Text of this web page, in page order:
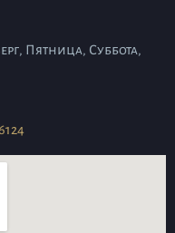
Пятница, Суббота,